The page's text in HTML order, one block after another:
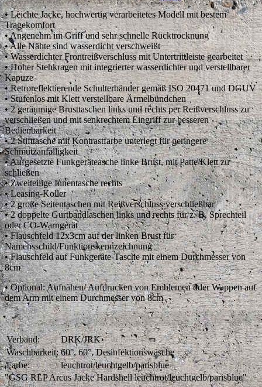
• Leichte Jacke, hochwertig verarbeitetes Modell mit bestem
Tragekomfort
• Angenehm im Griff und sehr schnelle Rücktrocknung
• Alle Nähte sind wasserdicht verschweißt
• Wasserdichter Frontreißverschluss mit Untertrittleiste gearbeitet
• Hoher Stehkragen mit integrierter wasserdichter und verstellbarer
Kapuze
• Retroreflektierende Schulterbänder gemäß ISO 20471 und DGUV
• Stufenlos mit Klett verstellbare Ärmelbündchen
• 2 geräumige Brusttaschen links und rechts per Reißverschluss zu
verschließen und mit senkrechtem Eingriff zur besseren
Bedienbarkeit
• 2 Stifttasche mit Kontrastfarbe unterlegt für geringere
Schmutzanfälligkeit
• Aufgesetzte Funkgeräteasche linke Brust, mit Patte/Klett zu
schließen
• Zweiteilige Innentasche rechts
• Leasing-Koller
• 2 große Seitentaschen mit Reißverschluss verschließbar
• 2 doppelte Gurtbandlaschen links und rechts für z. B. Sprechteil
oder CO-Warngerät
• Flauschfeld 12x3cm auf der linken Brust für
Namensschild/Funktionskennzeichnung
• Flauschfeld auf Funkgeräte-Tasche mit einem Durchmesser von
8cm
• Optional: Aufnähen/ Aufdrucken von Emblemen oder Wappen auf
dem Arm mit einem Durchmesser von 8cm
Verband:
DRK/JRK
Waschbarkeit: 60°, 60°, Desinfektionswäsche
Farbe:
leuchtrot/leuchtgelb/parisblue
"GSG RLP Arcus Jacke Hardshell leuchtrot/leuchtgelb/parisblue"